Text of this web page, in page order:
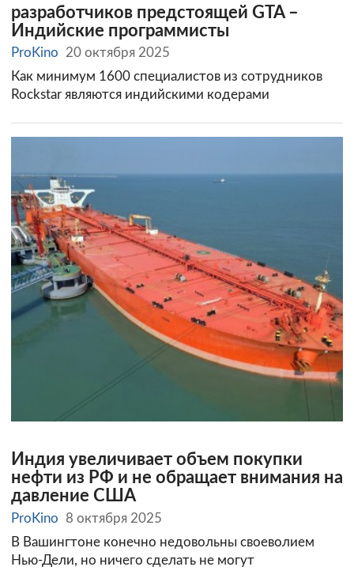
разработчиков предстоящей GTA –
Индийские программисты
ProKino
20 октября 2025
Как минимум 1600 специалистов из сотрудников
Rockstar являются индийскими кодерами
Индия увеличивает объем покупки
нефти из РФ и не обращает внимания на
давление США
ProKino
8 октября 2025
В Вашингтоне конечно недовольны своеволием
Нью-Дели, но ничего сделать не могут